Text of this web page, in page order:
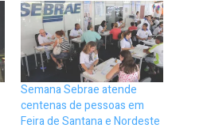
Semana Sebrae atende
centenas de pessoas em
Feira de Santana e Nordeste